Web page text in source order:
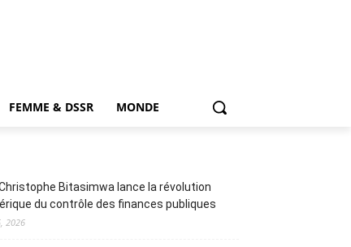
FEMME & DSSR MONDE
Christophe Bitasimwa lance la révolution
du contrôle des finances publiques
2026